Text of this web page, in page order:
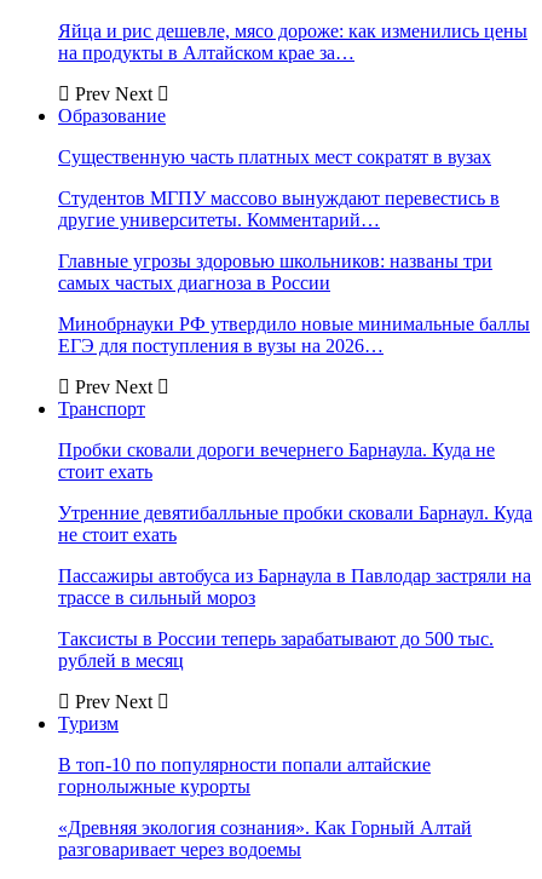
Яйца и рис дешевле, мясо дороже: как изменились цены
на продукты в Алтайском крае за…
Prev Next
Образование
Существенную часть платных мест сократят в вузах
Студентов МГПУ массово вынуждают перевестись в
другие университеты. Комментарий…
Главные угрозы здоровью школьников: названы три
самых частых диагноза в России
Минобрнауки РФ утвердило новые минимальные баллы
ЕГЭ для поступления в вузы на 2026…
Prev Next
Транспорт
Пробки сковали дороги вечернего Барнаула. Куда не
стоит ехать
Утренние девятибалльные пробки сковали Барнаул. Куда
не стоит ехать
Пассажиры автобуса из Барнаула в Павлодар застряли на
трассе в сильный мороз
Таксисты в России теперь зарабатывают до 500 тыс.
рублей в месяц
Prev Next
Туризм
В топ-10 по популярности попали алтайские
горнолыжные курорты
«Древняя экология сознания». Как Горный Алтай
разговаривает через водоемы